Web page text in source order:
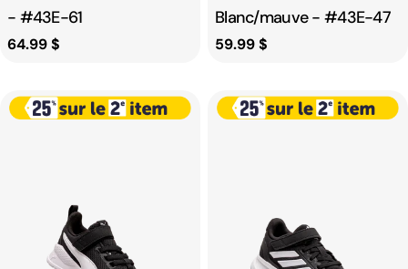
- #43E-61
Prix
64.99 $
Blanc/mauve - #43E-47
Prix
59.99 $